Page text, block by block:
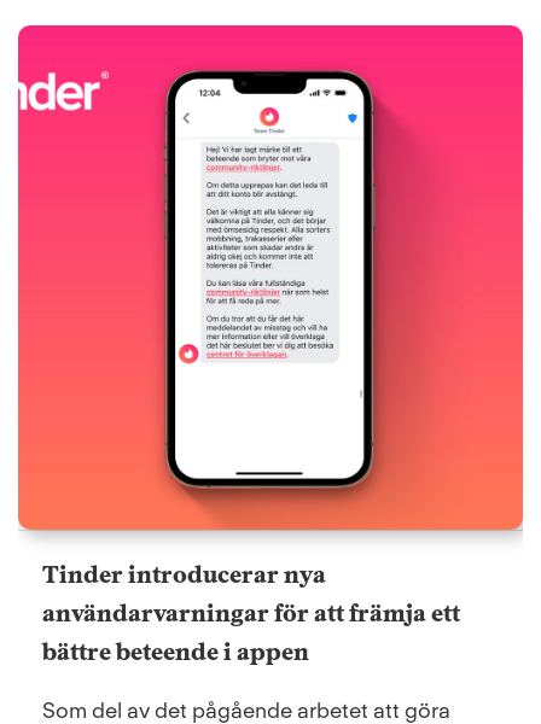
Tinder introducerar nya
användarvarningar för att främja ett
bättre beteende i appen
Som del av det pågående arbetet att göra